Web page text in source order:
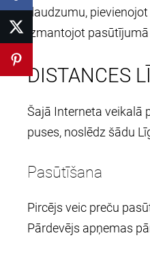
daudzumu,
izmantojot
DISTANCES
Šajā Interneta veikalā
puses, noslēdz šādu
Pasūtīšana
Pircējs veic preču
Pārdevējs apņemas